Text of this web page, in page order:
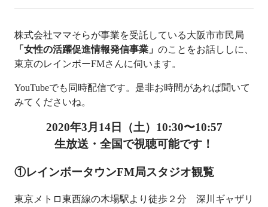
株式会社ママそらが事業を受託している大阪市市民局
「女性の活躍促進情報発信事業」 のことをお話ししに、
東京のレインボーFMさんに伺います。
YouTubeでも同時配信です。是非お時間があれば聞いて
みてくださいね。
2020年3月14日（土）10:30〜10:57
生放送・全国で視聴可能です！
①レインボータウンFM局スタジオ観覧
東京メトロ東西線の木場駅より徒歩２分 深川ギャザリ